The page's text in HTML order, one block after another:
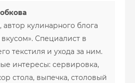
кулинарного блога
Специалист в
текстиля и ухода за ним.
интересы: сервировка,
стола, выпечка, столовый